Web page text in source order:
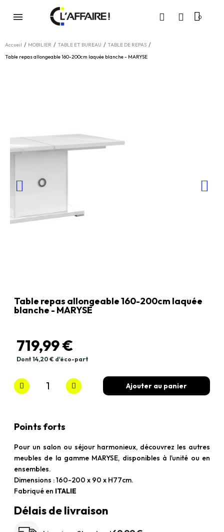
Accueil MOBILIER TABLE ET BUREAU
TABLE DE REPAS
Table repas allongeable 160-200cm laquée blanche - MARYSE
Table repas allongeable 160-200cm laquée
blanche - MARYSE
719,99 €
Dont 14,20 € d'éco-part
Ajouter au panier
Points forts
Pour un salon ou séjour harmonieux, découvrez les autres
meubles de la gamme MARYSE, disponibles à l’unité ou en
ensembles.
Dimensions : 160-200 x 90 x H77cm.
Fabriqué en ITALIE
Délais de livraison